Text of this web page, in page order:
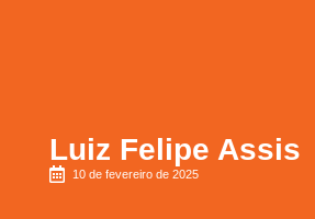
Luiz Felipe Assis
10 de fevereiro de 2025